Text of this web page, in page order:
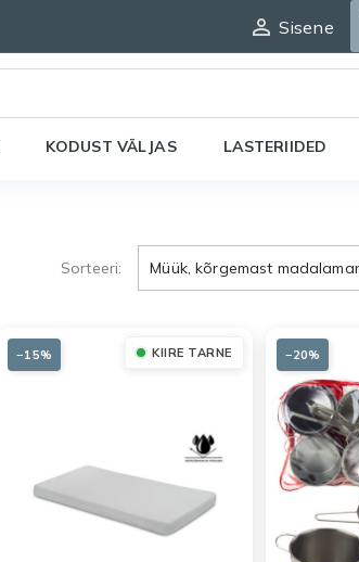
 Sisene
KODUST VÄLJAS LASTERIIDED
Sorteeri: Müük, kõrgemast
KIIRE TARNE
−15% −20%